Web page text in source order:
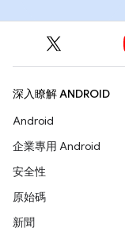
深入瞭解 ANDROID
Android
企業專用 Android
安全性
原始碼
新聞